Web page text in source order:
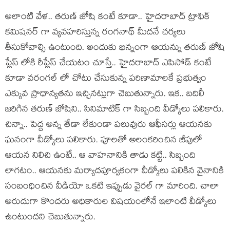
అలాంటి వేళ.. తరుణ్ జోషి కంటే కూడా.. హైదరాబాద్ ట్రాఫిక్
కమిషనర్ గా వ్యవహరిస్తున్న రంగనాథ్ మీదనే చర్యలు
తీసుకోవాల్సి ఉంటుంది. అందుకు భిన్నంగా ఆయన్ను తరుణ్ జోషి
ప్లేస్ లోకి రీప్లేస్ చేయటం చూస్తే.. హైదరాబాద్ ఎపిసోడ్ కంటే
కూడా వరంగల్ లో చోటు చేసుకున్న పరిణామాలకే ప్రభుత్వం
ఎక్కువ ప్రాధాన్యతను ఇచ్చినట్లుగా చెబుతున్నారు. ఇక.. బదిలీ
జరిగిన తరుణ్ జోషిని.. సినిమాటిక్ గా సిబ్బంది వీడ్కోలు పలికారు.
చిన్నా.. పెద్ద అన్న తేడా లేకుండా పలువురు ఆఫీసర్లు ఆయనకు
ఘనంగా వీడ్కోలు పలికారు. పూలతో అలంకరించిన జీపులో
ఆయన నిలిచి ఉంటే.. ఆ వాహనానికి తాడు కట్టి.. సిబ్బంది
లాగటం.. ఆయనకు మర్యాదపూర్వకంగా వీడ్కోలు పలికిన వైనానికి
సంబంధించిన వీడియో ఒకటి ఇప్పుడు వైరల్ గా మారింది. చాలా
అరుదుగా కొందరు అధికారుల విషయంలోనే ఇలాంటి వీడ్కోలు
ఉంటుందని చెబుతున్నారు.